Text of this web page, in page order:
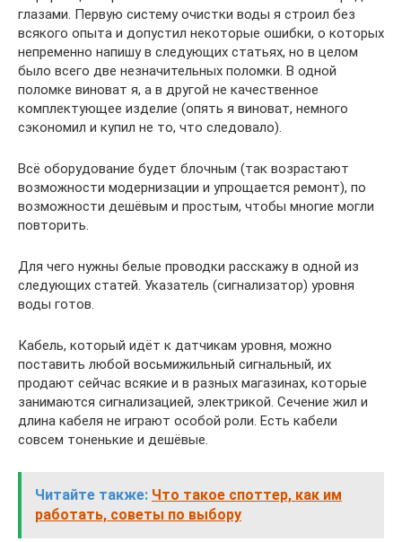
глазами. Первую систему очистки воды я строил без
всякого опыта и допустил некоторые ошибки, о которых
непременно напишу в следующих статьях, но в целом
было всего две незначительных поломки. В одной
поломке виноват я, а в другой не качественное
комплектующее изделие (опять я виноват, немного
сэкономил и купил не то, что следовало).
Всё оборудование будет блочным (так возрастают
возможности модернизации и упрощается ремонт), по
возможности дешёвым и простым, чтобы многие могли
повторить.
Для чего нужны белые проводки расскажу в одной из
следующих статей. Указатель (сигнализатор) уровня
воды готов.
Кабель, который идёт к датчикам уровня, можно
поставить любой восьмижильный сигнальный, их
продают сейчас всякие и в разных магазинах, которые
занимаются сигнализацией, электрикой. Сечение жил и
длина кабеля не играют особой роли. Есть кабели
совсем тоненькие и дешёвые.
Читайте также: Что такое споттер, как им
работать, советы по выбору